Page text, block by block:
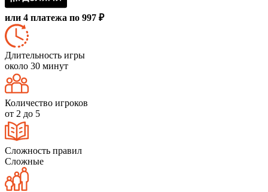
или 4 платежа по 997 ₽
Длительность игры
около 30 минут
Количество игроков
от 2 до 5
Сложность правил
Сложные